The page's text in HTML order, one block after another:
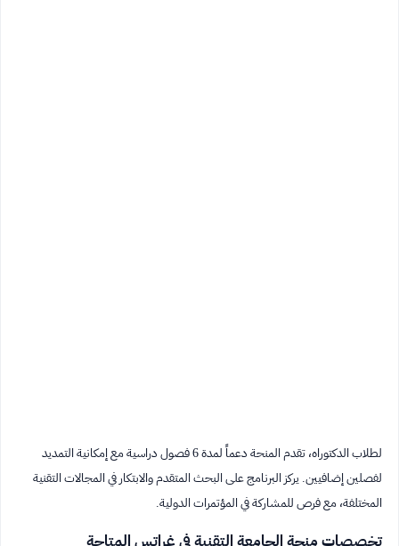
لطلاب الدكتوراه، تقدم المنحة دعماً لمدة 6 فصول دراسية مع إمكانية التمديد
لفصلين إضافيين. يركز البرنامج على البحث المتقدم والابتكار في المجالات التقنية
المختلفة، مع فرص للمشاركة في المؤتمرات الدولية.
تخصصات منحة الجامعة التقنية في غراتس المتاحة